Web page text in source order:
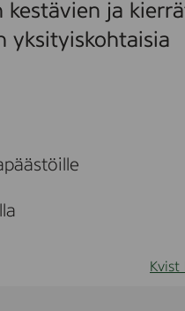
kestävien ja
yksityiskohtaisia
Kvist